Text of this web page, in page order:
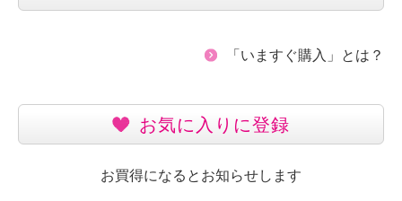
「いますぐ購入」とは？
お気に入りに登録
お買得になるとお知らせします